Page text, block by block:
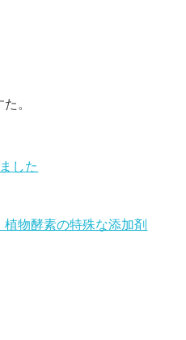
。
した
物酵素の特殊な添加剤